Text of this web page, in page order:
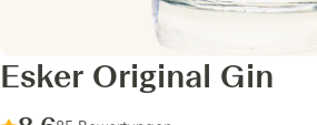
Esker Original Gin